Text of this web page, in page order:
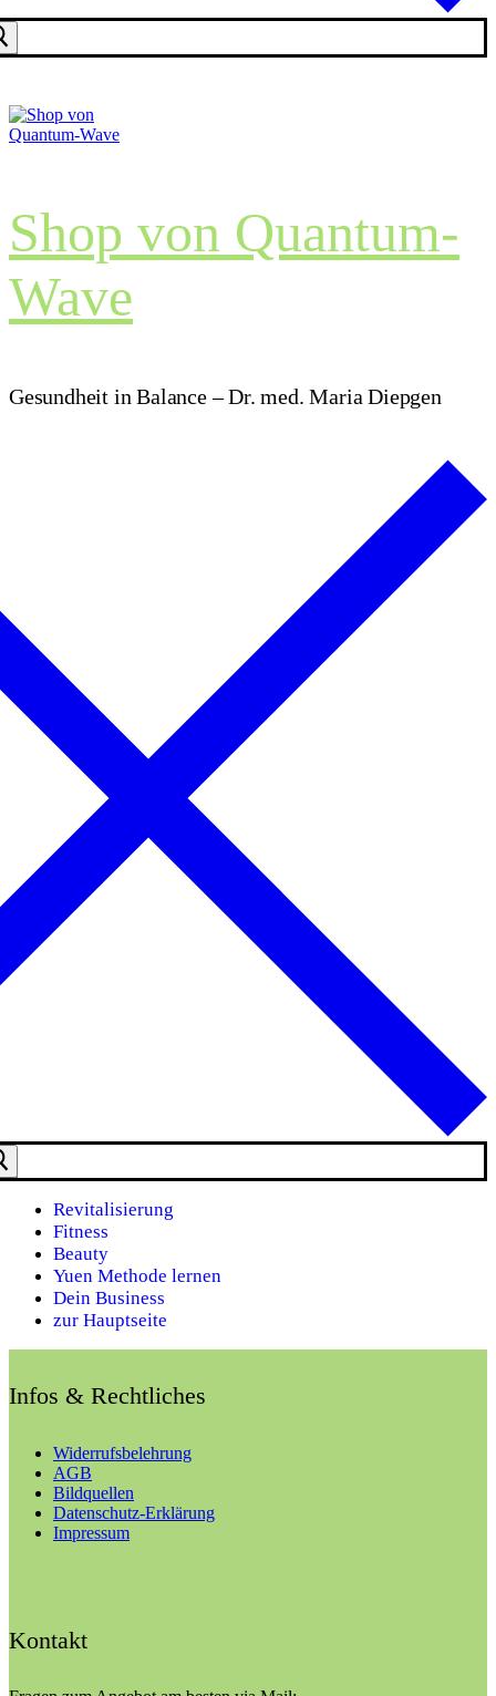
Shop von Quantum-
Wave
Gesundheit in Balance – Dr. med. Maria Diepgen
Revitalisierung
Fitness
Beauty
Yuen Methode lernen
Dein Business
zur Hauptseite
Infos & Rechtliches
Widerrufsbelehrung
AGB
Bildquellen
Datenschutz-Erklärung
Impressum
Kontakt